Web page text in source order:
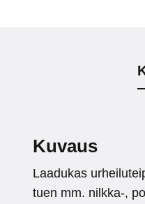
Kuvaus
Laadukas
tuen mm. nilkka-,